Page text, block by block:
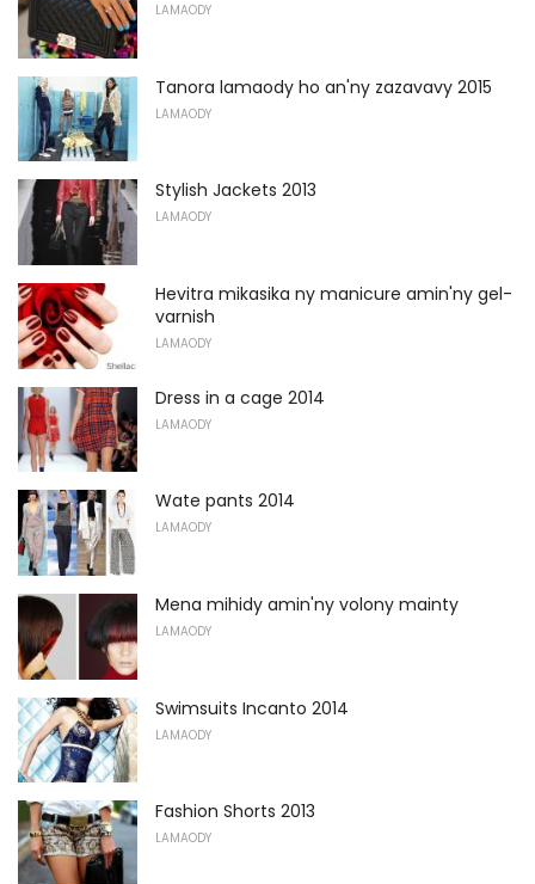
LAMAODY
Tanora lamaody ho an'ny zazavavy 2015
LAMAODY
Stylish Jackets 2013
LAMAODY
Hevitra mikasika ny manicure amin'ny gel-
varnish
LAMAODY
Dress in a cage 2014
LAMAODY
Wate pants 2014
LAMAODY
Mena mihidy amin'ny volony mainty
LAMAODY
Swimsuits Incanto 2014
LAMAODY
Fashion Shorts 2013
LAMAODY